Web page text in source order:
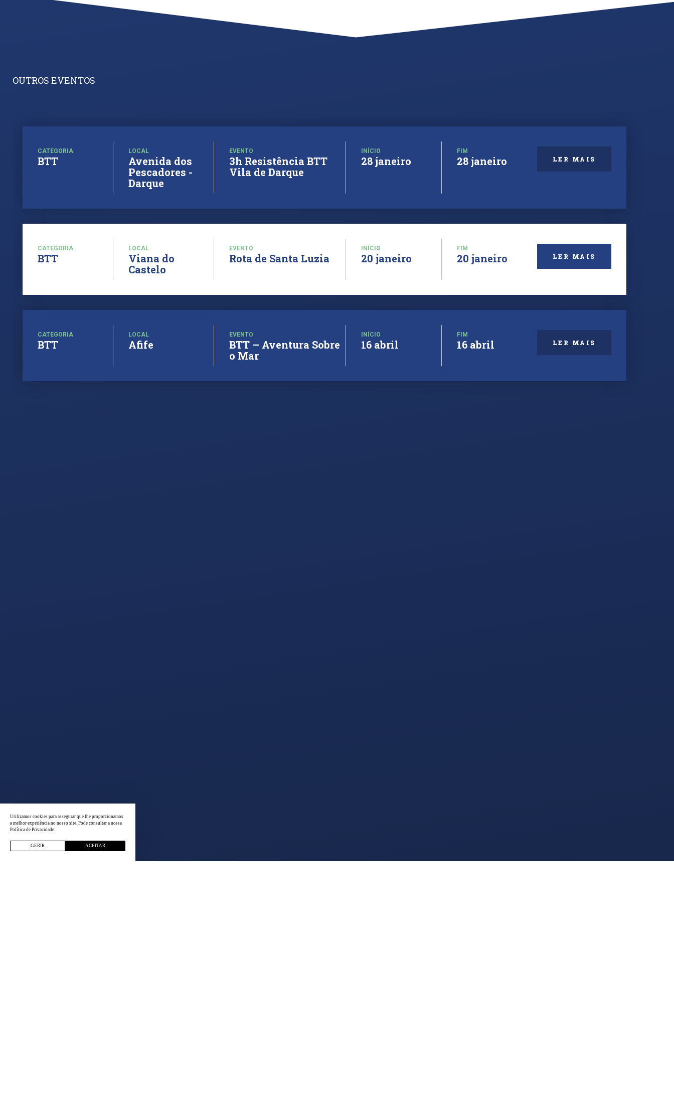
OUTROS EVENTOS
CATEGORIA
BTT
LOCAL
Avenida dos
Pescadores -
Darque
EVENTO
3h Resistência BTT
Vila de Darque
INÍCIO
28 janeiro
FIM
28 janeiro LER MAIS
CATEGORIA
BTT
LOCAL
Viana do
Castelo
EVENTO
Rota de Santa Luzia
INÍCIO
20 janeiro
FIM
20 janeiro LER MAIS
CATEGORIA
BTT
LOCAL
Afife
EVENTO
BTT – Aventura Sobre
o Mar
INÍCIO
16 abril
FIM
16 abril LER MAIS
Utilizamos cookies para assegurar que lhe proporcionamos
a melhor experiência no nosso site. Pode consultar a nossa
Política de Privacidade
GERIR ACEITAR